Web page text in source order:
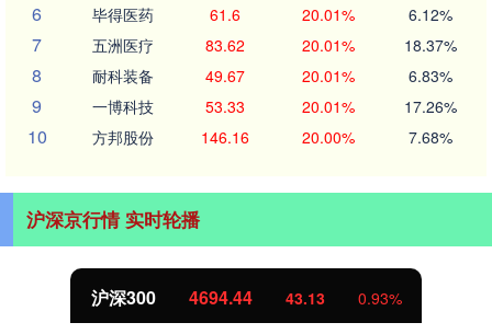
6 毕得医药 61.6 20.01% 6.12%
7 五洲医疗 83.62 20.01% 18.37%
8 耐科装备 49.67 20.01% 6.83%
9 一博科技 53.33 20.01% 17.26%
10 方邦股份 146.16 20.00% 7.68%
沪深京行情 实时轮播
北证50 1134.24 11.37 1.01%